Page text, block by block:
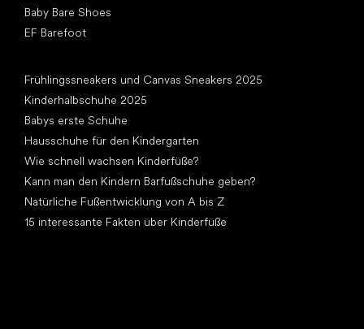
Baby Bare Shoes
EF Barefoot
Frühlingssneakers und Canvas Sneakers 2025
Kinderhalbschuhe 2025
Babys erste Schuhe
Hausschuhe für den Kindergarten
Wie schnell wachsen Kinderfüße?
Kann man den Kindern Barfußschuhe geben?
Natürliche Fußentwicklung von A bis Z
15 interessante Fakten über Kinderfüße